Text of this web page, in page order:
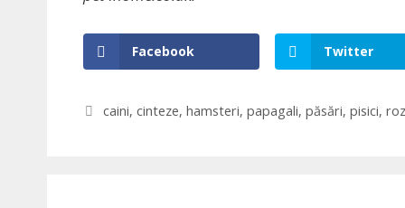
Facebook Twitter
Etichete
caini, cinteze, hamsteri, papagali, păsări, pisici,